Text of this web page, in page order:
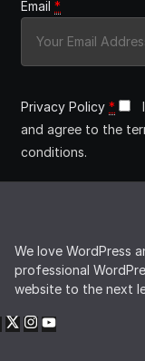
Email *
Privacy Policy *
and agree to the
conditions.
We love WordPress
professional
website to the next